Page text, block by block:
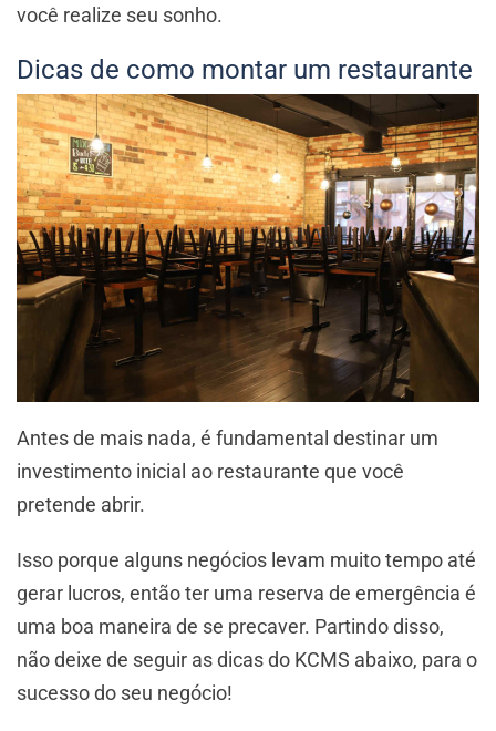
você realize seu sonho.
Dicas de como montar um restaurante
Antes de mais nada, é fundamental destinar um
investimento inicial ao restaurante que você
pretende abrir.
Isso porque alguns negócios levam muito tempo até
gerar lucros, então ter uma reserva de emergência é
uma boa maneira de se precaver. Partindo disso,
não deixe de seguir as dicas do KCMS abaixo, para o
sucesso do seu negócio!